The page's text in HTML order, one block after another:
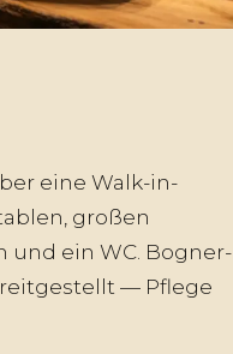
eine Walk-in-
großen
und ein WC. Bogner-
— Pflege